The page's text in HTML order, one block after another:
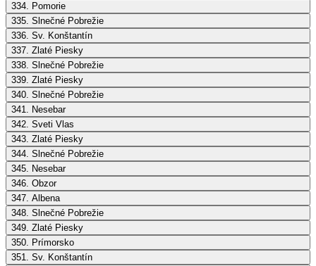
334. Pomorie
335. Slnečné Pobrežie
336. Sv. Konštantín
337. Zlaté Piesky
338. Slnečné Pobrežie
339. Zlaté Piesky
340. Slnečné Pobrežie
341. Nesebar
342. Sveti Vlas
343. Zlaté Piesky
344. Slnečné Pobrežie
345. Nesebar
346. Obzor
347. Albena
348. Slnečné Pobrežie
349. Zlaté Piesky
350. Prímorsko
351. Sv. Konštantín